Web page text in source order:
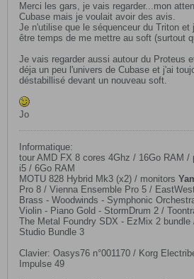
Merci les gars, je vais regarder...mon
Cubase mais je voulait avoir des avis.
Je n'utilise que le séquenceur du Triton
être temps de me mettre au soft (surtout
Je vais regarder aussi autour du Proteus
déja un peu l'univers de Cubase et j'ai
déstabillisé devant un nouveau soft.
Jo
Informatique:
tour AMD FX 8 cores 4Ghz / 16Go RAM /
i5 / 6Go RAM
MOTU 828 Hybrid Mk3 (x2) / monitors
Pro 8 / Vienna Ensemble Pro 5 /
Brass - Woodwinds - Symphonic
Violin - Piano Gold - StormDrum 2 /
The Metal Foundry SDX - EzMix 2 bundle
Studio Bundle 3
Clavier: Oasys76 n°001170 / Korg
Impulse 49